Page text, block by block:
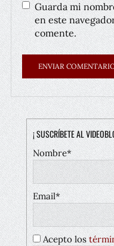
Guarda mi
en este
comente.
¡ SUSCRÍBETE AL
Nombre*
Email*
Acepto los